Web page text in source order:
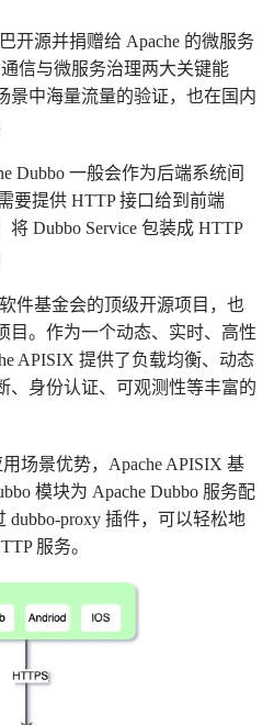
开源并捐赠给 Apache 的微服务
信与微服务治理两大关键能
景中海量流量的验证，也在国内
Dubbo 一般会作为后端系统间
要提供 HTTP 接口给到前端
Dubbo Service 包装成 HTTP
件基金会的顶级开源项目，也
目。作为一个动态、实时、高性
APISIX 提供了负载均衡、动态
、身份认证、可观测性等丰富的
场景优势，Apache APISIX 基
模块为 Apache Dubbo 服务配
dubbo-proxy 插件，可以轻松地
服务。